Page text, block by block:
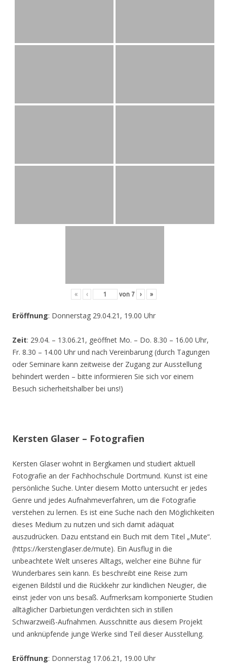
« ‹ von 7 › »
Eröffnung: Donnerstag 29.04.21, 19.00 Uhr
Zeit: 29.04. – 13.06.21, geöffnet Mo. – Do. 8.30 – 16.00 Uhr,
Fr. 8.30 – 14.00 Uhr und nach Vereinbarung (durch Tagungen
oder Seminare kann zeitweise der Zugang zur Ausstellung
behindert werden – bitte informieren Sie sich vor einem
Besuch sicherheitshalber bei uns!)
Kersten Glaser – Fotografien
Kersten Glaser wohnt in Bergkamen und studiert aktuell
Fotografie an der Fachhochschule Dortmund. Kunst ist eine
persönliche Suche. Unter diesem Motto untersucht er jedes
Genre und jedes Aufnahmeverfahren, um die Fotografie
verstehen zu lernen. Es ist eine Suche nach den Möglichkeiten
dieses Medium zu nutzen und sich damit adäquat
auszudrücken. Dazu entstand ein Buch mit dem Titel „Mute“.
(https://kerstenglaser.de/mute). Ein Ausflug in die
unbeachtete Welt unseres Alltags, welcher eine Bühne für
Wunderbares sein kann. Es beschreibt eine Reise zum
eigenen Bildstil und die Rückkehr zur kindlichen Neugier, die
einst jeder von uns besaß. Aufmerksam komponierte Studien
alltäglicher Darbietungen verdichten sich in stillen
Schwarzweiß-Aufnahmen. Ausschnitte aus diesem Projekt
und anknüpfende junge Werke sind Teil dieser Ausstellung.
Eröffnung: Donnerstag 17.06.21, 19.00 Uhr